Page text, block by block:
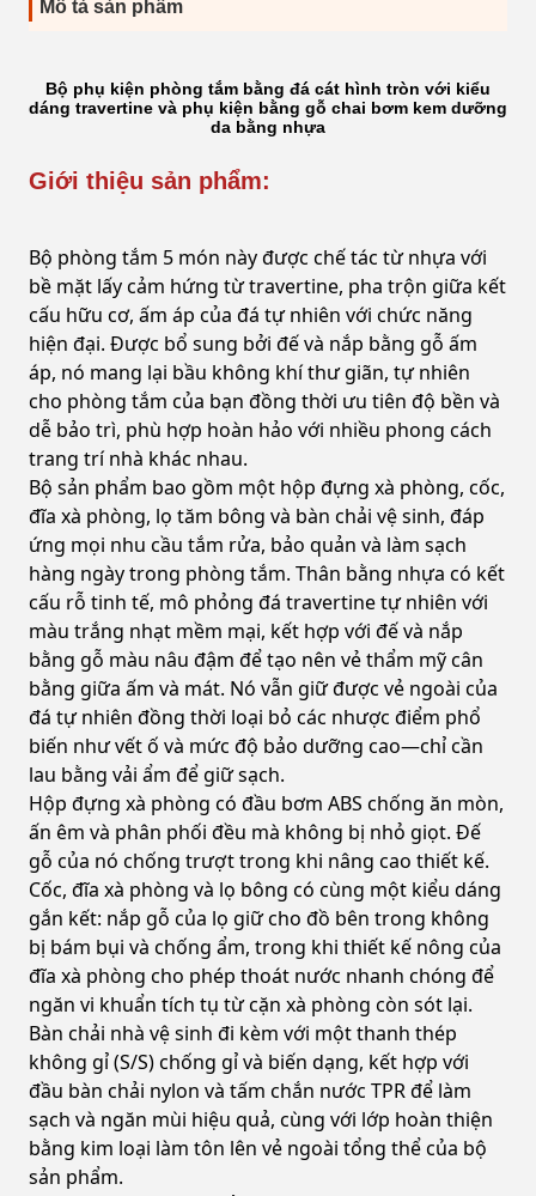
Mô tả sản phẩm
Bộ phụ kiện phòng tắm bằng đá cát hình tròn với kiểu
dáng travertine và phụ kiện bằng gỗ chai bơm kem dưỡng
da bằng nhựa
Giới thiệu sản phẩm:
Bộ phòng tắm 5 món này được chế tác từ nhựa với
bề mặt lấy cảm hứng từ travertine, pha trộn giữa kết
cấu hữu cơ, ấm áp của đá tự nhiên với chức năng
hiện đại. Được bổ sung bởi đế và nắp bằng gỗ ấm
áp, nó mang lại bầu không khí thư giãn, tự nhiên
cho phòng tắm của bạn đồng thời ưu tiên độ bền và
dễ bảo trì, phù hợp hoàn hảo với nhiều phong cách
trang trí nhà khác nhau.
Bộ sản phẩm bao gồm một hộp đựng xà phòng, cốc,
đĩa xà phòng, lọ tăm bông và bàn chải vệ sinh, đáp
ứng mọi nhu cầu tắm rửa, bảo quản và làm sạch
hàng ngày trong phòng tắm. Thân bằng nhựa có kết
cấu rỗ tinh tế, mô phỏng đá travertine tự nhiên với
màu trắng nhạt mềm mại, kết hợp với đế và nắp
bằng gỗ màu nâu đậm để tạo nên vẻ thẩm mỹ cân
bằng giữa ấm và mát. Nó vẫn giữ được vẻ ngoài của
đá tự nhiên đồng thời loại bỏ các nhược điểm phổ
biến như vết ố và mức độ bảo dưỡng cao—chỉ cần
lau bằng vải ẩm để giữ sạch.
Hộp đựng xà phòng có đầu bơm ABS chống ăn mòn,
ấn êm và phân phối đều mà không bị nhỏ giọt. Đế
gỗ của nó chống trượt trong khi nâng cao thiết kế.
Cốc, đĩa xà phòng và lọ bông có cùng một kiểu dáng
gắn kết: nắp gỗ của lọ giữ cho đồ bên trong không
bị bám bụi và chống ẩm, trong khi thiết kế nông của
đĩa xà phòng cho phép thoát nước nhanh chóng để
ngăn vi khuẩn tích tụ từ cặn xà phòng còn sót lại.
Bàn chải nhà vệ sinh đi kèm với một thanh thép
không gỉ (S/S) chống gỉ và biến dạng, kết hợp với
đầu bàn chải nylon và tấm chắn nước TPR để làm
sạch và ngăn mùi hiệu quả, cùng với lớp hoàn thiện
bằng kim loại làm tôn lên vẻ ngoài tổng thể của bộ
sản phẩm.